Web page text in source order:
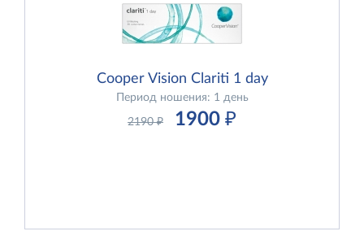
Cooper Vision Clariti 1 day
Период ношения: 1 день
2190₽ 1900 ₽